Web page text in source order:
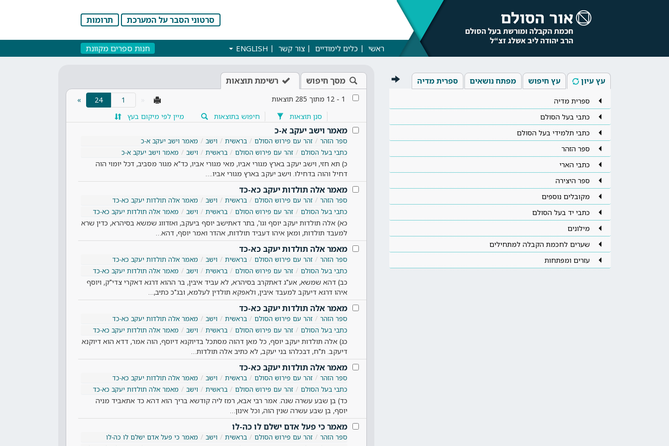
סרטוני הסבר על המערכת תרומות
ראשי כלים לימודיים צור קשר ENGLISH חנות ספרים מקוונת
עץ עיון עץ חיפוש מפתח נושאים ספרית מדיה
ספרית מדיה
כתבי בעל הסולם
כתבי תלמידי בעל הסולם
ספר הזהר
כתבי הארי
ספר היצירה
מקובלים נוספים
כתבי יד בעל הסולם
מילונים
שערים לחכמת הקבלה למתחילים
עזרים ומפתחות
מסך חיפוש רשימת תוצאות
1
-
12 מתוך 285 תוצאות 24
»
סנן תוצאות
חיפוש בתוצאות מיין לפי מיקום בעץ
מאמר וישב יעקב א-כ
ספר הזהר זהר עם פירוש הסולם בראשית וישב
מאמר וישב יעקב א-כ
כתבי בעל הסולם
זהר עם פירוש הסולם בראשית וישב מאמר וישב יעקב א-כ
כ) תא חזי, וישב יעקב בארץ מגורי אביו, מאי מגורי אביו, כד"א מגור מסביב, דכל יומוי הוה
דחיל והוה בדחילו. וישב יעקב בארץ מגורי אביו.…
מאמר אלה תולדות יעקב כא-כד
ספר הזהר זהר עם פירוש הסולם בראשית וישב
מאמר אלה תולדות יעקב כא-כד
כתבי בעל הסולם
זהר עם פירוש הסולם בראשית וישב מאמר אלה תולדות יעקב כא-כד
כא) אלה תולדות יעקב יוסף וגו', בתר דאתישב יוסף ביעקב, ואזדווג שמשא בסיהרא, כדין שרא
למעבד תולדות, ומאן איהו דעביד תולדות, אהדר ואמר יוסף, דהא…
מאמר אלה תולדות יעקב כא-כד
ספר הזהר זהר עם פירוש הסולם בראשית וישב
מאמר אלה תולדות יעקב כא-כד
כתבי בעל הסולם
זהר עם פירוש הסולם בראשית וישב מאמר אלה תולדות יעקב כא-כד
כב) דהא שמשא, אע"ג דאתקרב בסיהרא, לא עביד איבין, בר ההוא דרגא דאקרי צדי"ק, ויוסף
איהו דרגא דיעקב למעבד איבין, ולאפקא תולדין לעלמא, ובג"כ כתיב,…
מאמר אלה תולדות יעקב כא-כד
ספר הזהר זהר עם פירוש הסולם בראשית וישב
מאמר אלה תולדות יעקב כא-כד
כתבי בעל הסולם
זהר עם פירוש הסולם בראשית וישב מאמר אלה תולדות יעקב כא-כד
כג) אלה תולדות יעקב יוסף, כל מאן דהוה מסתכל בדיוקנא דיוסף, הוה אמר, דדא הוא דיוקנא
דיעקב. ת"ח, דבכלהו בני יעקב, לא כתיב אלה תולדות…
מאמר אלה תולדות יעקב כא-כד
ספר הזהר זהר עם פירוש הסולם בראשית וישב
מאמר אלה תולדות יעקב כא-כד
כתבי בעל הסולם
זהר עם פירוש הסולם בראשית וישב מאמר אלה תולדות יעקב כא-כד
כד) בן שבע עשרה שנה. אמר רבי אבא, רמז ליה קודשא בריך הוא דהא כד אתאביד מניה
יוסף, בן שבע עשרה שנין הוה, וכל אינון…
מאמר כי פעל אדם ישלם לו כה-לו
ספר הזהר זהר עם פירוש הסולם בראשית וישב
מאמר כי פעל אדם ישלם לו כה-לו